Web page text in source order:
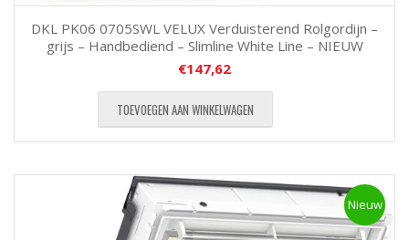
DKL PK06 0705SWL VELUX Verduisterend Rolgordijn –
grijs – Handbediend – Slimline White Line – NIEUW
€147,62
TOEVOEGEN AAN WINKELWAGEN
Nieuw